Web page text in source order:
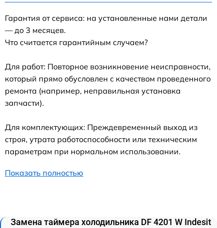
Гарантия от сервиса: на установленные нами детали
— до 3 месяцев.
Что считается гарантийным случаем?
Для работ: Повторное возникновение неисправности,
который прямо обусловлен с качеством проведенного
ремонта (например, неправильная установка
запчасти).
Для комплектующих: Преждевременный выход из
строя, утрата работоспособности или техническим
параметрам при нормальном использовании.
Показать полностью
Замена таймера холодильника DF 4201 W Indesit